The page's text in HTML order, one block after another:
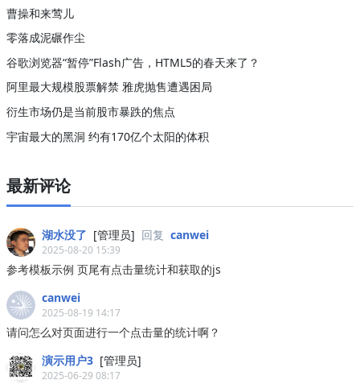
曹操和来莺儿
零落成泥碾作尘
谷歌浏览器“暂停”Flash广告，HTML5的春天来了？
阿里最大规模股票解禁 雅虎抛售遭遇困局
衍生市场仍是当前股市暴跌的焦点
宇宙最大的黑洞 约有170亿个太阳的体积
最新评论
湖水没了 [管理员] 回复 canwei
2025-08-20 15:39
参考模板示例 页尾有点击量统计和获取的js
canwei
2025-08-19 14:17
请问怎么对页面进行一个点击量的统计啊？
演示用户3 [管理员]
2025-06-29 08:17